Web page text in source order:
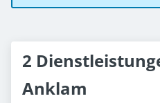
2
Anklam